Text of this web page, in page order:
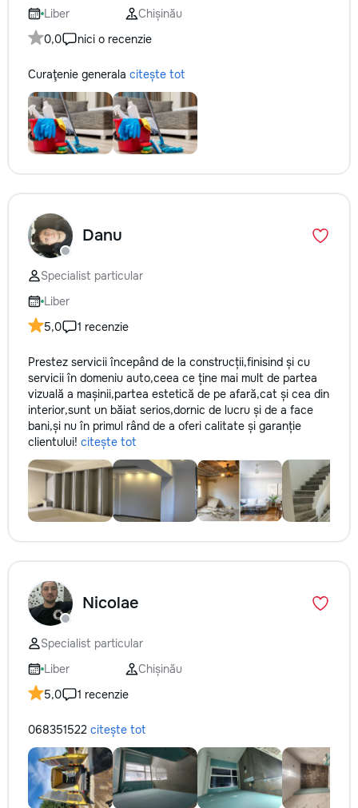
Liber
Chișinău
0,0
nici o recenzie
Curaţenie generala citește tot
Danu
Specialist particular
Liber
5,0
1 recenzie
Prestez servicii începând de la construcții,finisind și cu
servicii în domeniu auto,ceea ce ține mai mult de partea
vizuală a mașinii,partea estetică de pe afară,cat și cea din
interior,sunt un băiat serios,dornic de lucru și de a face
bani,și nu în primul rând de a oferi calitate și garanție
clientului! citește tot
Nicolae
Specialist particular
Liber
Chișinău
5,0
1 recenzie
068351522 citește tot